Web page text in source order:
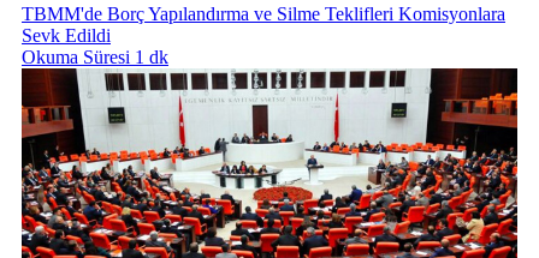
TBMM'de Borç Yapılandırma ve Silme Teklifleri Komisyonlara
Sevk Edildi
Okuma Süresi 1 dk